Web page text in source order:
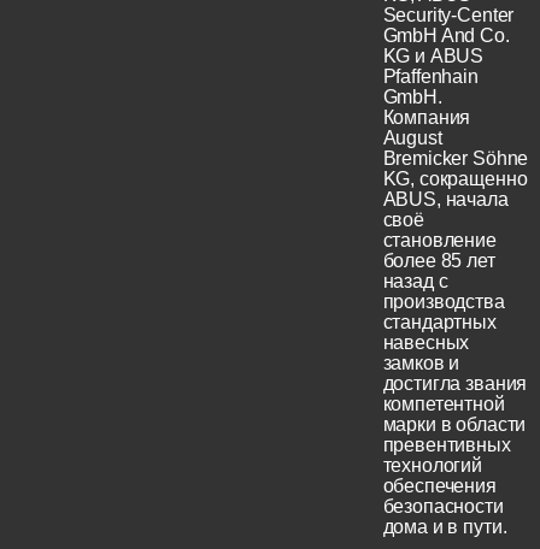
Security-Center
GmbH And Co.
KG и ABUS
Pfaffenhain
GmbH.
Компания
August
Bremicker Söhne
KG, сокращенно
ABUS, начала
своё
становление
более 85 лет
назад с
производства
стандартных
навесных
замков и
достигла звания
компетентной
марки в области
превентивных
технологий
обеспечения
безопасности
дома и в пути.